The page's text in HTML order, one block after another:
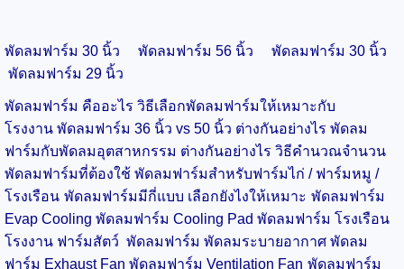
พัดลมฟาร์ม 30 นิ้ว พัดลมฟาร์ม 56 นิ้ว
พัดลมฟาร์ม 30 นิ้ว
พัดลมฟาร์ม 29 นิ้ว
พัดลมฟาร์ม คืออะไร วิธีเลือกพัดลมฟาร์มให้เหมาะกับ
โรงงาน พัดลมฟาร์ม 36 นิ้ว vs 50 นิ้ว ต่างกันอย่างไร พัดลม
ฟาร์มกับพัดลมอุตสาหกรรม ต่างกันอย่างไร วิธีคำนวณจำนวน
พัดลมฟาร์มที่ต้องใช้ พัดลมฟาร์มสำหรับฟาร์มไก่ / ฟาร์มหมู /
โรงเรือน พัดลมฟาร์มมีกี่แบบ เลือกยังไงให้เหมาะ พัดลมฟาร์ม
Evap Cooling พัดลมฟาร์ม Cooling Pad พัดลมฟาร์ม โรงเรือน
โรงงาน ฟาร์มสัตว์ พัดลมฟาร์ม พัดลมระบายอากาศ พัดลม
ฟาร์ม Exhaust Fan พัดลมฟาร์ม Ventilation Fan พัดลมฟาร์ม